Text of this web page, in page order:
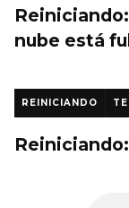
nube está
REINICIANDO